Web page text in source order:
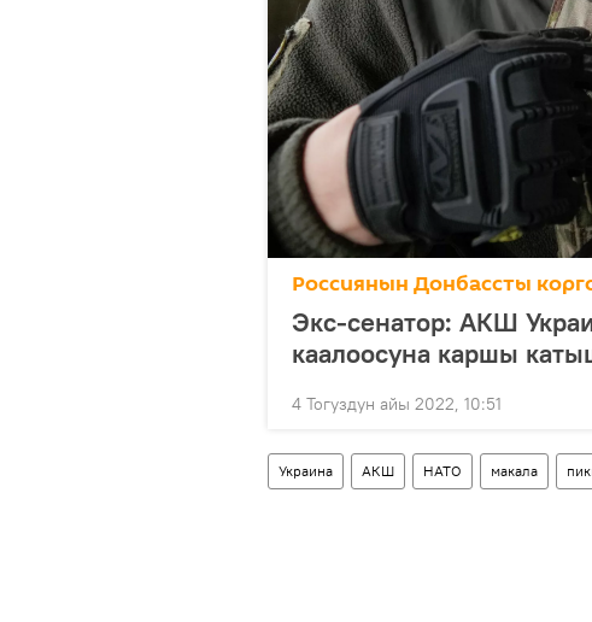
Россиянын Донбассты
Экс-сенатор: АКШ
каалоосуна каршы
4 Тогуздун айы 2022, 10:51
Украина АКШ НАТО макала